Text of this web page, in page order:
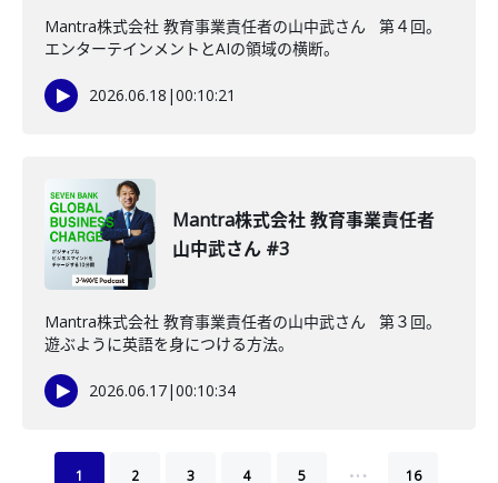
Mantra株式会社 教育事業責任者の山中武さん 第４回。
エンターテインメントとAIの領域の横断。
2026.06.18 |00:10:21
Mantra株式会社 教育事業責任者
山中武さん #3
Mantra株式会社 教育事業責任者の山中武さん 第３回。
遊ぶように英語を身につける方法。
2026.06.17|00:10:34
1 2 3 4 5 … 16